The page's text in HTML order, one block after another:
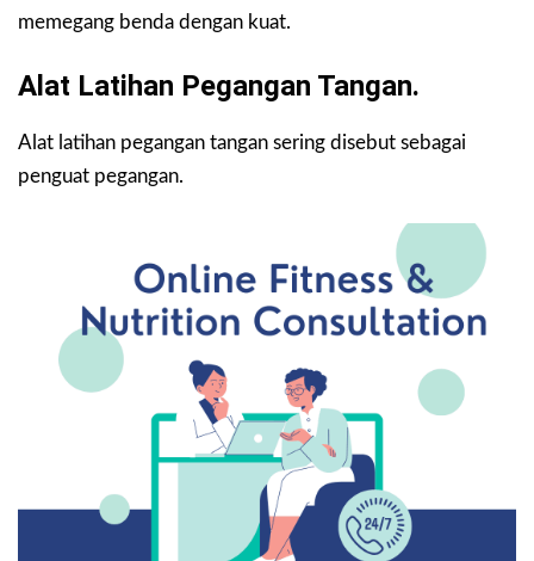
memegang benda dengan kuat.
Alat Latihan Pegangan Tangan.
Alat latihan pegangan tangan sering disebut sebagai
penguat pegangan.